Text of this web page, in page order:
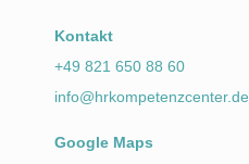
Kontakt
+49 821 650 88 60
info@hrkompetenzcenter.de
Google Maps